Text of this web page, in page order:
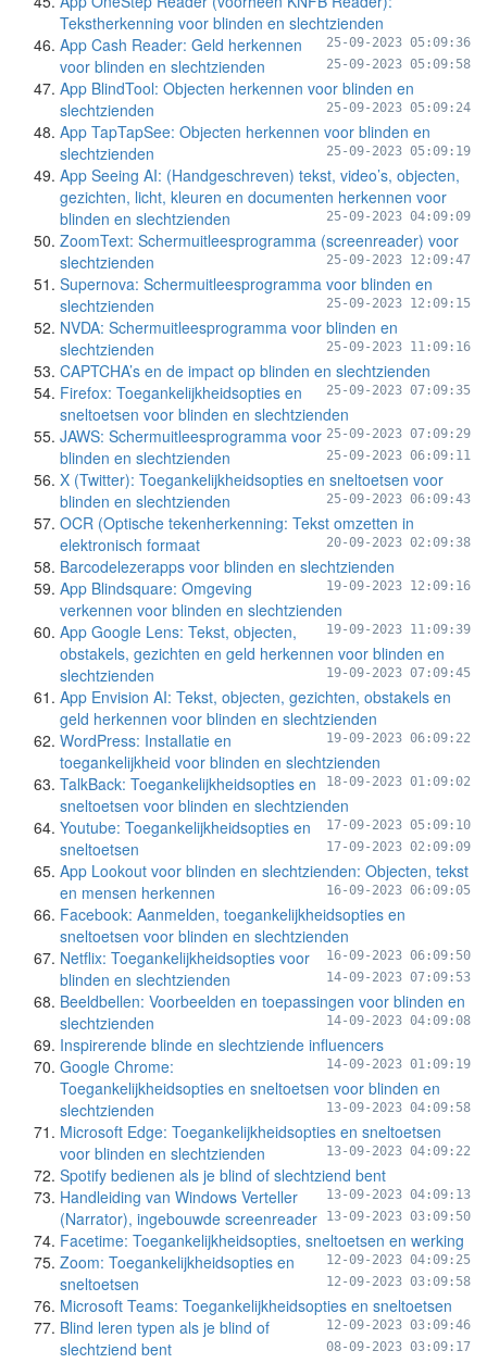
Tekstherkenning voor blinden en slechtzienden
25-09-2023 05:09:36
App Cash Reader: Geld herkennen
voor blinden en slechtzienden
25-09-2023 05:09:58
App BlindTool: Objecten herkennen voor blinden en
slechtzienden
25-09-2023 05:09:24
App TapTapSee: Objecten herkennen voor blinden en
slechtzienden
25-09-2023 05:09:19
App Seeing AI: (Handgeschreven) tekst, video’s, objecten,
gezichten, licht, kleuren en documenten herkennen voor
blinden en slechtzienden
25-09-2023 04:09:09
ZoomText: Schermuitleesprogramma (screenreader) voor
slechtzienden
25-09-2023 12:09:47
Supernova: Schermuitleesprogramma voor blinden en
slechtzienden
25-09-2023 12:09:15
NVDA: Schermuitleesprogramma voor blinden en
slechtzienden
25-09-2023 11:09:16
CAPTCHA’s en de impact op blinden en slechtzienden
25-09-2023 07:09:35
Firefox: Toegankelijkheidsopties en
sneltoetsen voor blinden en slechtzienden
25-09-2023 07:09:29
JAWS: Schermuitleesprogramma voor
blinden en slechtzienden
25-09-2023 06:09:11
X (Twitter): Toegankelijkheidsopties en sneltoetsen voor
blinden en slechtzienden
25-09-2023 06:09:43
OCR (Optische tekenherkenning: Tekst omzetten in
elektronisch formaat
20-09-2023 02:09:38
Barcodelezerapps voor blinden en slechtzienden
19-09-2023 12:09:16
App Blindsquare: Omgeving
verkennen voor blinden en slechtzienden
19-09-2023 11:09:39
App Google Lens: Tekst, objecten,
obstakels, gezichten en geld herkennen voor blinden en
slechtzienden
19-09-2023 07:09:45
App Envision AI: Tekst, objecten, gezichten, obstakels en
geld herkennen voor blinden en slechtzienden
19-09-2023 06:09:22
WordPress: Installatie en
toegankelijkheid voor blinden en slechtzienden
18-09-2023 01:09:02
TalkBack: Toegankelijkheidsopties en
sneltoetsen voor blinden en slechtzienden
17-09-2023 05:09:10
Youtube: Toegankelijkheidsopties en
sneltoetsen
17-09-2023 02:09:09
App Lookout voor blinden en slechtzienden: Objecten, tekst
en mensen herkennen
16-09-2023 06:09:05
Facebook: Aanmelden, toegankelijkheidsopties en
sneltoetsen voor blinden en slechtzienden
16-09-2023 06:09:50
Netflix: Toegankelijkheidsopties voor
blinden en slechtzienden
14-09-2023 07:09:53
Beeldbellen: Voorbeelden en toepassingen voor blinden en
slechtzienden
14-09-2023 04:09:08
Inspirerende blinde en slechtziende influencers
14-09-2023 01:09:19
Google Chrome:
Toegankelijkheidsopties en sneltoetsen voor blinden en
slechtzienden
13-09-2023 04:09:58
Microsoft Edge: Toegankelijkheidsopties en sneltoetsen
voor blinden en slechtzienden
13-09-2023 04:09:22
Spotify bedienen als je blind of slechtziend bent
13-09-2023 04:09:13
Handleiding van Windows Verteller
(Narrator), ingebouwde screenreader
13-09-2023 03:09:50
Facetime: Toegankelijkheidsopties, sneltoetsen en werking
12-09-2023 04:09:25
Zoom: Toegankelijkheidsopties en
sneltoetsen
12-09-2023 03:09:58
Microsoft Teams: Toegankelijkheidsopties en sneltoetsen
12-09-2023 03:09:46
Blind leren typen als je blind of
slechtziend bent
08-09-2023 03:09:17